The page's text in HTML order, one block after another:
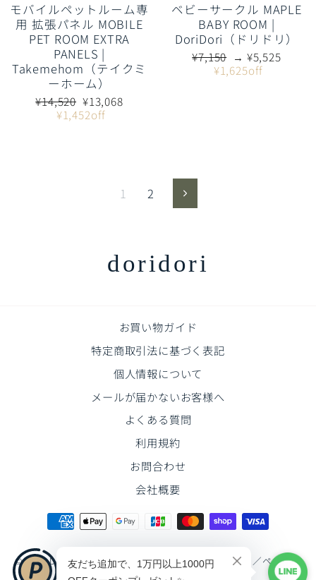
モバイルペットルーム専
用 拡張パネル MOBILE
PET ROOM EXTRA
PANELS |
Takemehom（テイクミ
ーホーム）
通
¥14,520 販
売
¥13,068
¥1,452off
ベビーサークル MAPLE
BABY ROOM |
DoriDori（ドリドリ）
通
¥7,150 販
売
→ ¥5,525
¥1,625off
1 2 次
doridori
お買い物ガイド
特定商取引法に基づく表記
個人情報について
メールが届かないお客様へ
よくある質問
利用規約
お問合わせ
会社概要
© 2026 DoriDori《ドリドリ》【公式】ベビー・キッズ／ペット用
品